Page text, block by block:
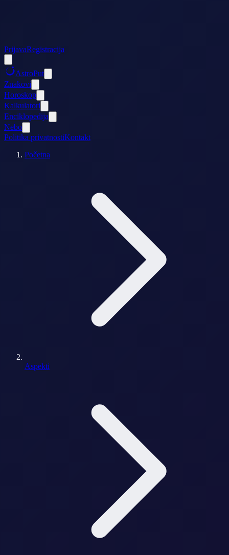
PrijavaRegistracija
AstroPut
Znakovi
Horoskop
Kalkulatori
Enciklopedija
Nebo
Politika privatnostiKontakt
Početna
Aspekti